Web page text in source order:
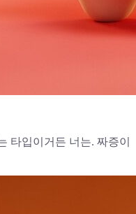
타입이거든 너는. 짜증이